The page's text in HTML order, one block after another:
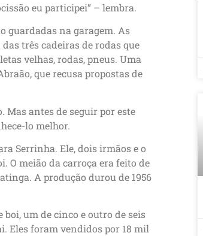
eu participei” – lembra.
guardadas na garagem. As
três cadeiras de rodas que
velhas, rodas, pneus. Uma
que recusa propostas de
Mas antes de seguir por este
lo melhor.
Serrinha. Ele, dois irmãos e o
O meião da carroça era feito de
A produção durou de 1956
boi, um de cinco e outro de seis
Eles foram vendidos por 18 mil